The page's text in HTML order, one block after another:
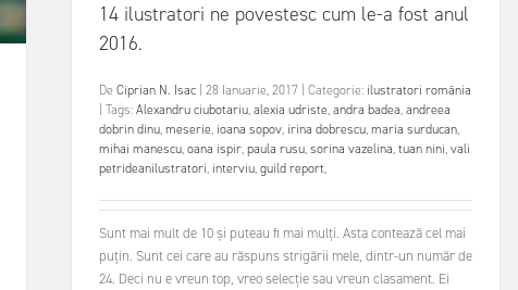
14 ilustratori ne povestesc cum le-a fost anul
2016.
De Ciprian N. Isac 28 Ianuarie, 2017 Categorie: ilustratori românia
Tags:Alexandru ciubotariu,alexia udriste,andra badea,andreea
dobrin dinu,meserie, ioana sopov, irina dobrescu,maria surducan,
mihai manescu,oana ispir,paula rusu,sorina vazelina,tuan nini,vali
petrideanilustratori, interviu,guild report,
Sunt mai mult de 10 și puteau fi mai mulți. Asta contează cel mai
puțin. Sunt cei care au răspuns strigării mele, dintr-un număr de
24. Deci nu e vreun top, vreo selecție sau vreun clasament. Ei